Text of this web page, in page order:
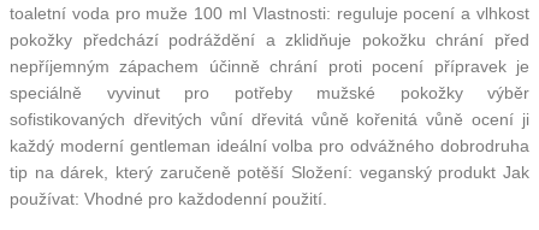
toaletní voda pro muže 100 ml Vlastnosti: reguluje pocení a vlhkost
pokožky předchází podráždění a zklidňuje pokožku chrání před
nepříjemným zápachem účinně chrání proti pocení přípravek je
speciálně vyvinut pro potřeby mužské pokožky výběr
sofistikovaných dřevitých vůní dřevitá vůně kořenitá vůně ocení ji
každý moderní gentleman ideální volba pro odvážného dobrodruha
tip na dárek, který zaručeně potěší Složení: veganský produkt Jak
používat: Vhodné pro každodenní použití.